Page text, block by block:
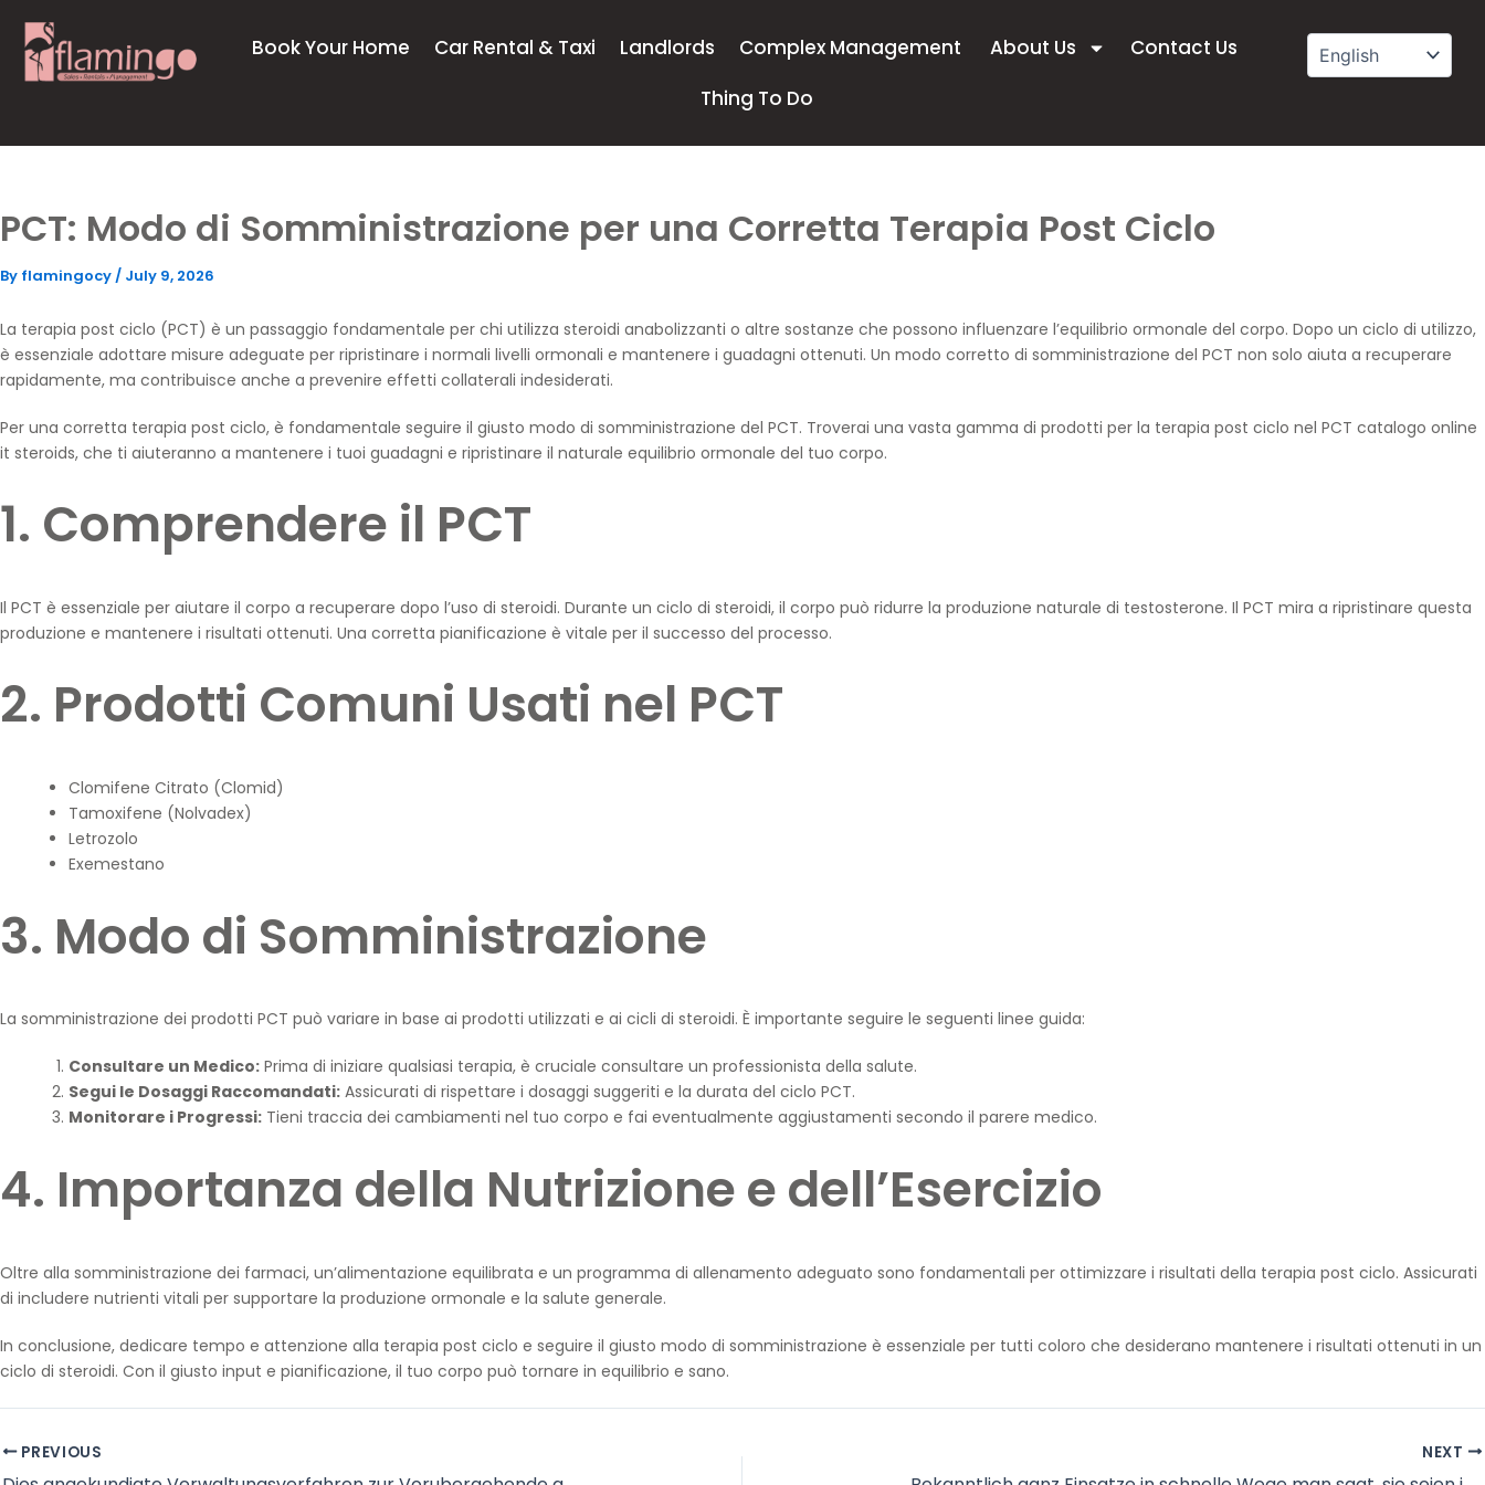
content
Book Your Home Car Rental & Taxi Landlords Complex Management About Us
Contact Us
Thing To Do
PCT: Modo di Somministrazione per una Corretta Terapia Post Ciclo
By flamingocy/ July 9, 2026
La terapia post ciclo (PCT) è un passaggio fondamentale per chi utilizza steroidi anabolizzanti o altre sostanze che possono influenzare l’equilibrio ormonale del corpo. Dopo un ciclo di utilizzo,
è essenziale adottare misure adeguate per ripristinare i normali livelli ormonali e mantenere i guadagni ottenuti. Un modo corretto di somministrazione del PCT non solo aiuta a recuperare
rapidamente, ma contribuisce anche a prevenire effetti collaterali indesiderati.
Per una corretta terapia post ciclo, è fondamentale seguire il giusto modo di somministrazione del PCT. Troverai una vasta gamma di prodotti per la terapia post ciclo nel PCT catalogo online
it steroids, che ti aiuteranno a mantenere i tuoi guadagni e ripristinare il naturale equilibrio ormonale del tuo corpo.
1. Comprendere il PCT
Il PCT è essenziale per aiutare il corpo a recuperare dopo l’uso di steroidi. Durante un ciclo di steroidi, il corpo può ridurre la produzione naturale di testosterone. Il PCT mira a ripristinare questa
produzione e mantenere i risultati ottenuti. Una corretta pianificazione è vitale per il successo del processo.
2. Prodotti Comuni Usati nel PCT
Clomifene Citrato (Clomid)
Tamoxifene (Nolvadex)
Letrozolo
Exemestano
3. Modo di Somministrazione
La somministrazione dei prodotti PCT può variare in base ai prodotti utilizzati e ai cicli di steroidi. È importante seguire le seguenti linee guida:
Consultare un Medico: Prima di iniziare qualsiasi terapia, è cruciale consultare un professionista della salute.
Segui le Dosaggi Raccomandati: Assicurati di rispettare i dosaggi suggeriti e la durata del ciclo PCT.
Monitorare i Progressi: Tieni traccia dei cambiamenti nel tuo corpo e fai eventualmente aggiustamenti secondo il parere medico.
4. Importanza della Nutrizione e dell’Esercizio
Oltre alla somministrazione dei farmaci, un’alimentazione equilibrata e un programma di allenamento adeguato sono fondamentali per ottimizzare i risultati della terapia post ciclo. Assicurati
di includere nutrienti vitali per supportare la produzione ormonale e la salute generale.
In conclusione, dedicare tempo e attenzione alla terapia post ciclo e seguire il giusto modo di somministrazione è essenziale per tutti coloro che desiderano mantenere i risultati ottenuti in un
ciclo di steroidi. Con il giusto input e pianificazione, il tuo corpo può tornare in equilibrio e sano.
PREVIOUS NEXT